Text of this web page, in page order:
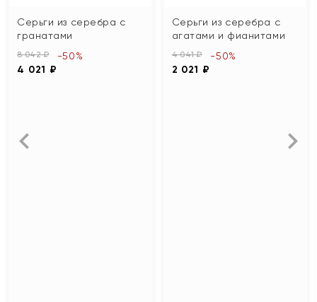
Серьги из серебра с
гранатами
8 042 ₽
4 021 ₽
-50%
Серьги из серебра с
агатами и фианитами
4 041 ₽
2 021 ₽
-50%